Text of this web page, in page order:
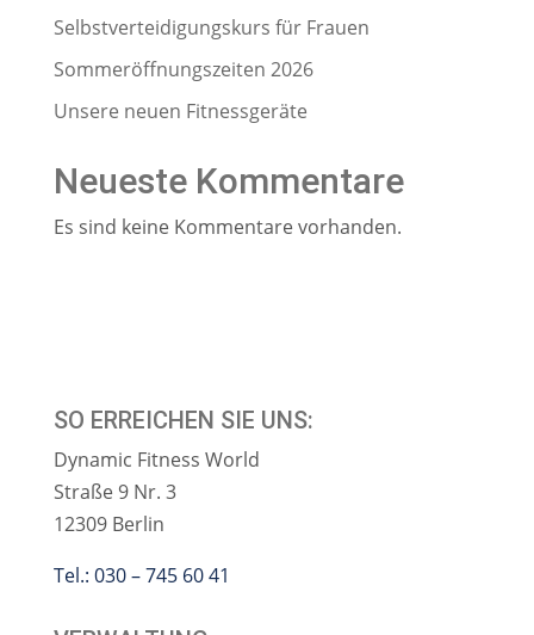
Selbstverteidigungskurs für Frauen
Sommeröffnungszeiten 2026
Unsere neuen Fitnessgeräte
Neueste Kommentare
Es sind keine Kommentare vorhanden.
SO ERREICHEN SIE UNS:
Dynamic Fitness World
Straße 9 Nr. 3
12309 Berlin
Tel.: 030 – 745 60 41